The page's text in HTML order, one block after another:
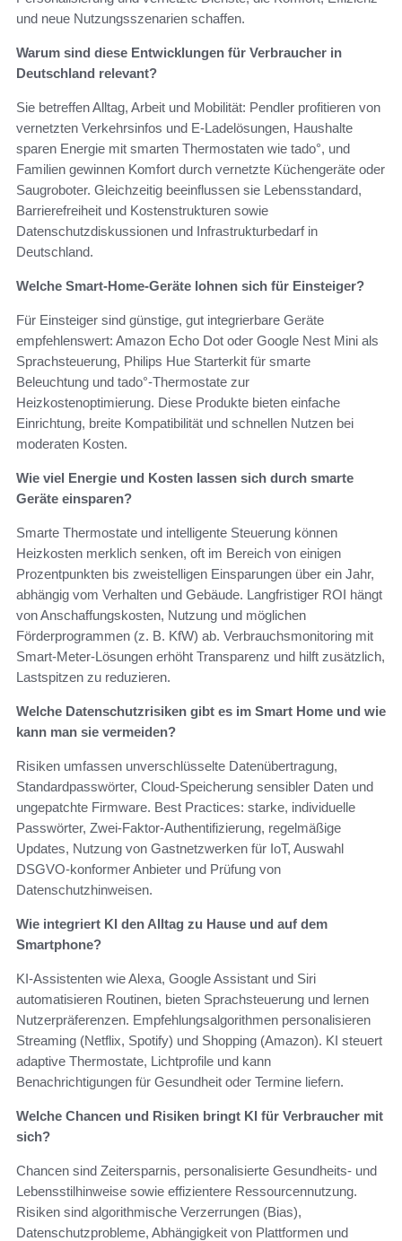
und neue Nutzungsszenarien schaffen.
Warum sind diese Entwicklungen für Verbraucher in
Deutschland relevant?
Sie betreffen Alltag, Arbeit und Mobilität: Pendler profitieren von
vernetzten Verkehrsinfos und E‑Ladelösungen, Haushalte
sparen Energie mit smarten Thermostaten wie tado°, und
Familien gewinnen Komfort durch vernetzte Küchengeräte oder
Saugroboter. Gleichzeitig beeinflussen sie Lebensstandard,
Barrierefreiheit und Kostenstrukturen sowie
Datenschutzdiskussionen und Infrastrukturbedarf in
Deutschland.
Welche Smart‑Home‑Geräte lohnen sich für Einsteiger?
Für Einsteiger sind günstige, gut integrierbare Geräte
empfehlenswert: Amazon Echo Dot oder Google Nest Mini als
Sprachsteuerung, Philips Hue Starterkit für smarte
Beleuchtung und tado°-Thermostate zur
Heizkostenoptimierung. Diese Produkte bieten einfache
Einrichtung, breite Kompatibilität und schnellen Nutzen bei
moderaten Kosten.
Wie viel Energie und Kosten lassen sich durch smarte
Geräte einsparen?
Smarte Thermostate und intelligente Steuerung können
Heizkosten merklich senken, oft im Bereich von einigen
Prozentpunkten bis zweistelligen Einsparungen über ein Jahr,
abhängig vom Verhalten und Gebäude. Langfristiger ROI hängt
von Anschaffungskosten, Nutzung und möglichen
Förderprogrammen (z. B. KfW) ab. Verbrauchsmonitoring mit
Smart‑Meter‑Lösungen erhöht Transparenz und hilft zusätzlich,
Lastspitzen zu reduzieren.
Welche Datenschutzrisiken gibt es im Smart Home und wie
kann man sie vermeiden?
Risiken umfassen unverschlüsselte Datenübertragung,
Standardpasswörter, Cloud‑Speicherung sensibler Daten und
ungepatchte Firmware. Best Practices: starke, individuelle
Passwörter, Zwei‑Faktor‑Authentifizierung, regelmäßige
Updates, Nutzung von Gastnetzwerken für IoT, Auswahl
DSGVO‑konformer Anbieter und Prüfung von
Datenschutzhinweisen.
Wie integriert KI den Alltag zu Hause und auf dem
Smartphone?
KI‑Assistenten wie Alexa, Google Assistant und Siri
automatisieren Routinen, bieten Sprachsteuerung und lernen
Nutzerpräferenzen. Empfehlungsalgorithmen personalisieren
Streaming (Netflix, Spotify) und Shopping (Amazon). KI steuert
adaptive Thermostate, Lichtprofile und kann
Benachrichtigungen für Gesundheit oder Termine liefern.
Welche Chancen und Risiken bringt KI für Verbraucher mit
sich?
Chancen sind Zeitersparnis, personalisierte Gesundheits‑ und
Lebensstilhinweise sowie effizientere Ressourcennutzung.
Risiken sind algorithmische Verzerrungen (Bias),
Datenschutzprobleme, Abhängigkeit von Plattformen und